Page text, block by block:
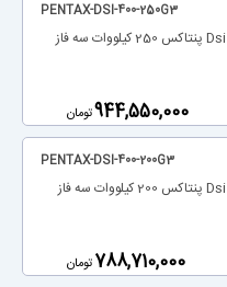
PENTAX-DSI-400-250G3
‎944,550,000تومان
PENTAX-DSI-400-200G3
‎788,710,000 تومان